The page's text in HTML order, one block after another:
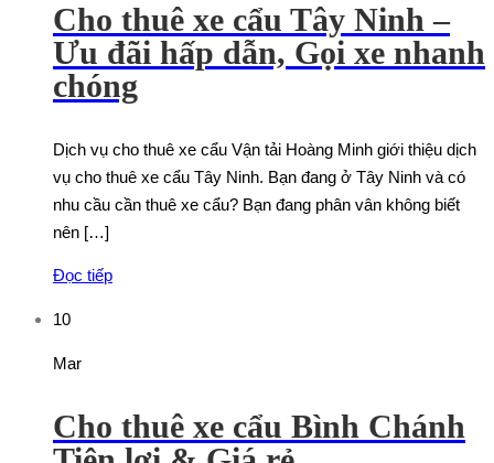
Cho thuê xe cẩu Tây Ninh –
Ưu đãi hấp dẫn, Gọi xe nhanh
chóng
Dịch vụ cho thuê xe cẩu Vận tải Hoàng Minh giới thiệu dịch
vụ cho thuê xe cẩu Tây Ninh. Bạn đang ở Tây Ninh và có
nhu cầu cần thuê xe cẩu? Bạn đang phân vân không biết
nên […]
Đọc tiếp
10
Mar
Cho thuê xe cẩu Bình Chánh